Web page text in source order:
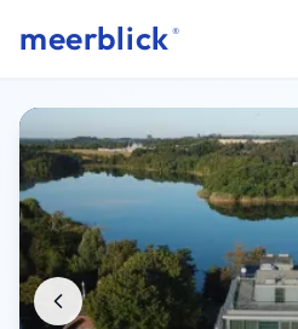
meerblick ®